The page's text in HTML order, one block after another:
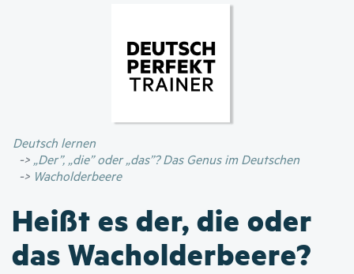
Inhalt
Deutsch lernen
„Der”, „die” oder „das”? Das Genus im Deutschen
Wacholderbeere
Heißt es der, die oder
das Wacholderbeere?